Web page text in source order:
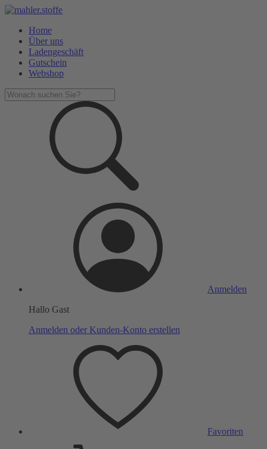
Home
Über uns
Ladengeschäft
Gutschein
Webshop
Anmelden
Hallo Gast
Anmelden oder Kunden-Konto erstellen
Favoriten